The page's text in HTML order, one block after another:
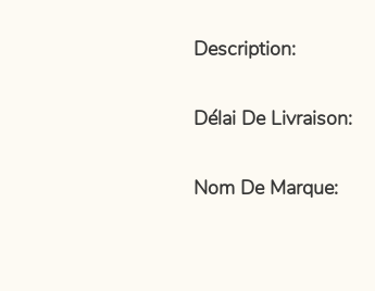
Description:
Délai De Livraison:
Nom De Marque: